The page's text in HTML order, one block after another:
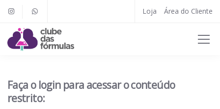
Loja Área do Cliente
Faça o login para acessar o conteúdo
restrito: